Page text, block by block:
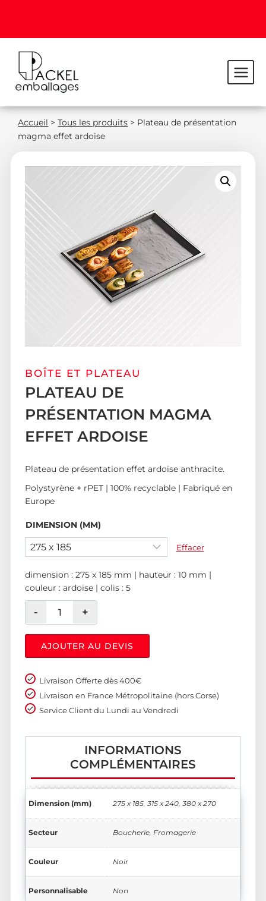
Accueil >Tous les produits > Plateau de présentation
magma effet ardoise
BOÎTE ET PLATEAU
PLATEAU DE
PRÉSENTATION MAGMA
EFFET ARDOISE
Plateau de présentation effet ardoise anthracite.
Polystyrène + rPET | 100% recyclable | Fabriqué en
Europe
DIMENSION (MM)
Effacer
dimension : 275 x 185 mm | hauteur : 10 mm |
couleur : ardoise | colis : 5
AJOUTER AU DEVIS
Livraison Offerte dès 400€
Livraison en France Métropolitaine (hors Corse)
Service Client du Lundi au Vendredi
INFORMATIONS
COMPLÉMENTAIRES
Dimension (mm) 275 x 185, 315 x 240, 380 x 270
Secteur Boucherie, Fromagerie
Couleur Noir
Personnalisable Non